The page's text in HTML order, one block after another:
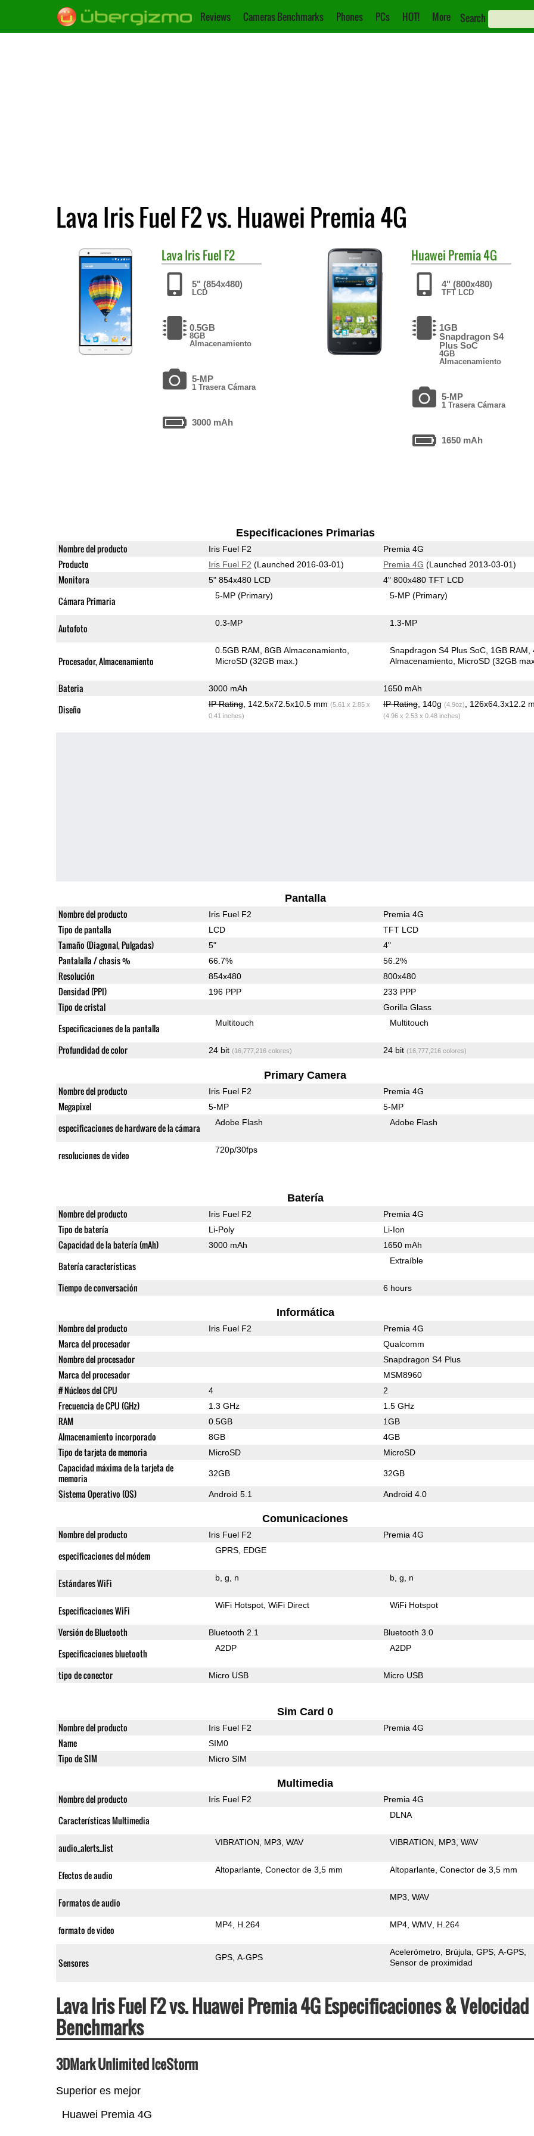
Reviews Cameras Benchmarks Phones PCs HOT! More Search
Lava Iris Fuel F2 vs. Huawei Premia 4G
LavaIris Fuel F2
5" (854x480)
LCD
0.5GB
8GB
Almacenamiento
5-MP
1 Trasera Cámara
3000 mAh
Huawei Premia 4G
4" (800x480)
TFT LCD
1GB
Snapdragon S4
Plus SoC
4GB
Almacenamiento
5-MP
1 Trasera Cámara
1650 mAh
Especificaciones Primarias
Nombre del producto Iris Fuel F2 Premia 4G
Producto Iris Fuel F2 (Launched 2016-03-01) Premia 4G (Launched 2013-03-01)
Monitora 5" 854x480 LCD 4" 800x480 TFT LCD
Cámara Primaria 5-MP(Primary) 5-MP(Primary)
Autofoto 0.3-MP 1.3-MP
Procesador, Almacenamiento
0.5GB RAM 8GB Almacenamiento
MicroSD (32GB max.)
Snapdragon S4 Plus SoC 1GB RAM
Almacenamiento MicroSD (32GB
Bateria 3000 mAh 1650 mAh
Diseño IP Rating, 142.5x72.5x10.5 mm (5.61 x 2.85 x
0.41 inches)
IP Rating, 140g (4.9oz) , 126x64.3x12.2
(4.96 x 2.53 x 0.48 inches)
Pantalla
Nombre del producto Iris Fuel F2 Premia 4G
Tipo de pantalla LCD TFT LCD
Tamaño (Diagonal, Pulgadas) 5" 4"
Pantalalla / chasis % 66.7% 56.2%
Resolución 854x480 800x480
Densidad (PPI) 196 PPP 233 PPP
Tipo de cristal Gorilla Glass
Especificaciones de la pantalla Multitouch Multitouch
Profundidad de color 24 bit (16,777,216 colores) 24 bit (16,777,216 colores)
Primary Camera
Nombre del producto Iris Fuel F2 Premia 4G
Megapixel 5-MP 5-MP
especificaciones de hardware de la cámara Adobe Flash Adobe Flash
resoluciones de video 720p/30fps
Batería
Nombre del producto Iris Fuel F2 Premia 4G
Tipo de batería Li-Poly Li-Ion
Capacidad de la batería (mAh) 3000 mAh 1650 mAh
Batería características Extraíble
Tiempo de conversación 6 hours
Informática
Nombre del producto Iris Fuel F2 Premia 4G
Marca del procesador Qualcomm
Nombre del procesador Snapdragon S4 Plus
Marca del procesador MSM8960
# Núcleos del CPU 4 2
Frecuencia de CPU (GHz) 1.3 GHz 1.5 GHz
RAM 0.5GB 1GB
Almacenamiento incorporado 8GB 4GB
Tipo de tarjeta de memoria MicroSD MicroSD
Capacidad máxima de la tarjeta de
memoria
32GB 32GB
Sistema Operativo (OS) Android 5.1 Android 4.0
Comunicaciones
Nombre del producto Iris Fuel F2 Premia 4G
especificaciones del módem GPRS EDGE
Estándares WiFi b g n b g n
Especificaciones WiFi WiFi Hotspot WiFi Direct WiFi Hotspot
Versión de Bluetooth Bluetooth 2.1 Bluetooth 3.0
Especificaciones bluetooth A2DP A2DP
tipo de conector Micro USB Micro USB
Sim Card 0
Nombre del producto Iris Fuel F2 Premia 4G
Name SIM0
Tipo de SIM Micro SIM
Multimedia
Nombre del producto Iris Fuel F2 Premia 4G
Características Multimedia DLNA
audio_alerts_list VIBRATION MP3 WAV VIBRATION MP3 WAV
Efectos de audio Altoparlante Conector de 3,5 mm Altoparlante Conector de 3,5 mm
Formatos de audio MP3 WAV
formato de video MP4 H.264 MP4 WMV H.264
Sensores GPS A-GPS
Acelerómetro Brújula GPS A-GPS
Sensor de proximidad
Lava Iris Fuel F2 vs. Huawei Premia 4G Especificaciones & Velocidad
Benchmarks
3DMark Unlimited IceStorm
Superior es mejor
Huawei Premia 4G